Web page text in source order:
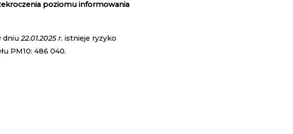
poziomu informowania
dniu22.01.2025 r. istnieje ryzyko
PM10: 486 040.